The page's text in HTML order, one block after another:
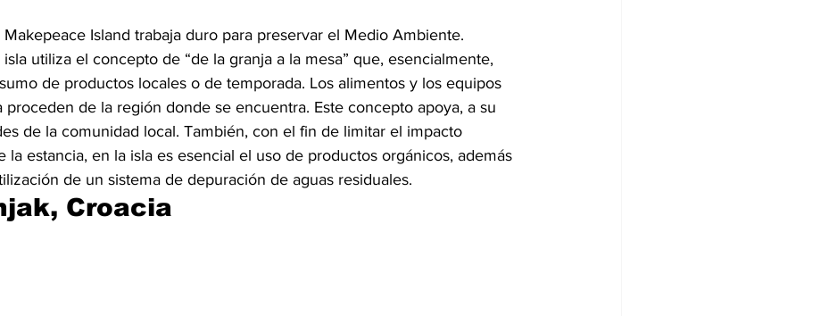
Island trabaja duro para preservar el Medio Ambiente.
utiliza el concepto de “de la granja a la mesa” que, esencialmente,
de productos locales o de temporada. Los alimentos y los equipos
proceden de la región donde se encuentra. Este concepto apoya, a su
de la comunidad local. También, con el fin de limitar el impacto
la estancia, en la isla es esencial el uso de productos orgánicos, además
de un sistema de depuración de aguas residuales.
Croacia